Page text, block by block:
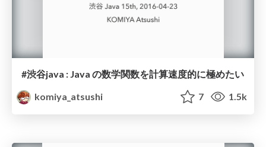
#渋谷java : Java の数学関数を計算速度的に極めたい
komiya_atsushi
7 1.5k